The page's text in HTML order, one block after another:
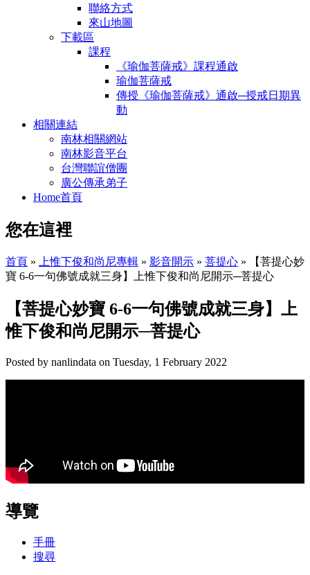
聯絡方式
來山地圖
下載區
課程
《瑜伽菩薩戒》課程通啟
瑜伽菩薩戒
傳授《瑜伽菩薩戒》通啟─授戒日期異
動
相關連結
南林相關網站
南林影音平台
台灣聯誼僧團
廣公傳承弟子
Home首頁
您在這裡
首頁 » 上惟下俊和尚尼專輯 » 影音開示 » 菩提心 » 【菩提心妙
寶 6-6一句佛號成就三身】上惟下俊和尚尼開示─菩提心
【菩提心妙寶 6-6一句佛號成就三身】上
惟下俊和尚尼開示─菩提心
Posted by nanlindata on Tuesday, 1 February 2022
導覽
手冊
搜尋